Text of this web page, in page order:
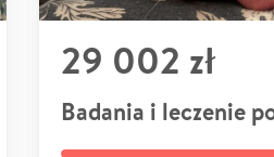
29 002 zł